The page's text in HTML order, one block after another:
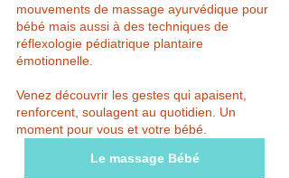
mouvements de massage ayurvédique pour
bébé mais aussi à des techniques de
réflexologie pédiatrique plantaire
émotionnelle.
Venez découvrir les gestes qui apaisent,
renforcent, soulagent au quotidien. Un
moment pour vous et votre bébé.
Le massage Bébé